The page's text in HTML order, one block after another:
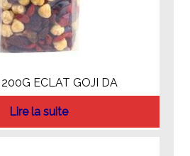
200G ECLAT GOJI DA
Lire la suite